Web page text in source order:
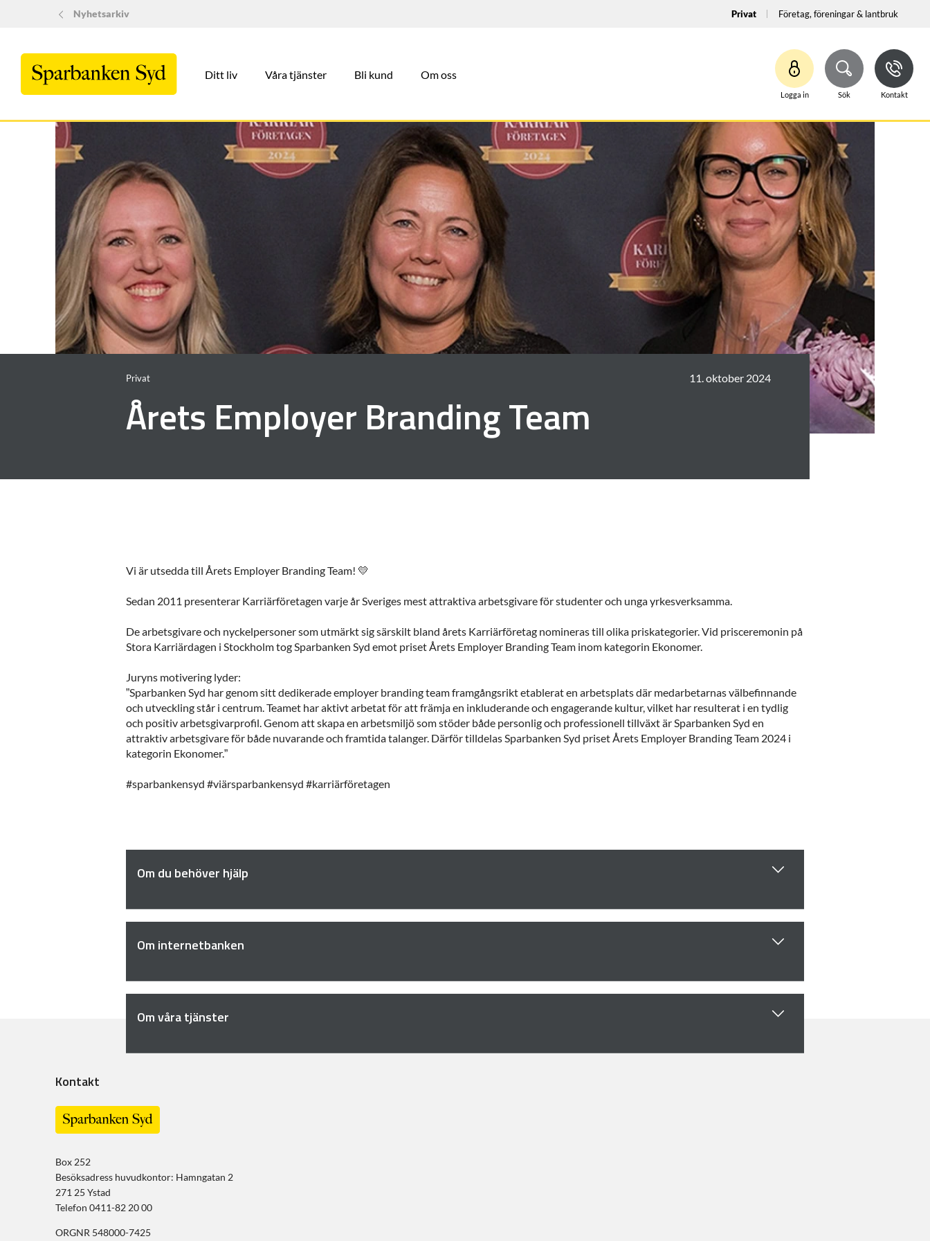
Nyhetsarkiv Privat Företag, föreningar & lantbruk
Ditt liv Våra tjänster Bli kund Om oss
Logga in Sök Kontakt
Privat
Årets Employer Branding Team
11. oktober 2024
Vi är utsedda till Årets Employer Branding Team! 💛
Sedan 2011 presenterar Karriärföretagen varje år Sveriges mest attraktiva arbetsgivare för studenter och unga yrkesverksamma.
De arbetsgivare och nyckelpersoner som utmärkt sig särskilt bland årets Karriärföretag nomineras till olika priskategorier. Vid prisceremonin på
Stora Karriärdagen i Stockholm tog Sparbanken Syd emot priset Årets Employer Branding Team inom kategorin Ekonomer.
Juryns motivering lyder:
”Sparbanken Syd har genom sitt dedikerade employer branding team framgångsrikt etablerat en arbetsplats där medarbetarnas välbefinnande
och utveckling står i centrum. Teamet har aktivt arbetat för att främja en inkluderande och engagerande kultur, vilket har resulterat i en tydlig
och positiv arbetsgivarprofil. Genom att skapa en arbetsmiljö som stöder både personlig och professionell tillväxt är Sparbanken Syd en
attraktiv arbetsgivare för både nuvarande och framtida talanger. Därför tilldelas Sparbanken Syd priset Årets Employer Branding Team 2024 i
kategorin Ekonomer.”
#sparbankensyd #viärsparbankensyd #karriärföretagen
Om du behöver hjälp
Om internetbanken
Om våra tjänster
Kontakt
Box 252
Besöksadress huvudkontor: Hamngatan 2
271 25 Ystad
Telefon 0411-82 20 00
ORGNR 548000-7425